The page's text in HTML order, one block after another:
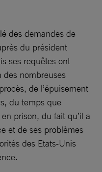
des demandes de
du président
ses requêtes ont
des nombreuses
de l’épuisement
du temps que
prison, du fait qu’il a
et de ses problèmes
des Etats-Unis